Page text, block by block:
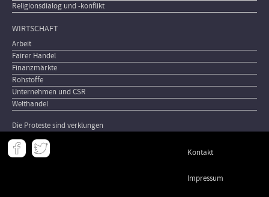
Religionsdialog und -konflikt
WIRTSCHAFT
Arbeit
Fairer Handel
Finanzmärkte
Rohstoffe
Unternehmen und CSR
Welthandel
Die Proteste sind verklungen
Meta
- Kontakt
Impressum